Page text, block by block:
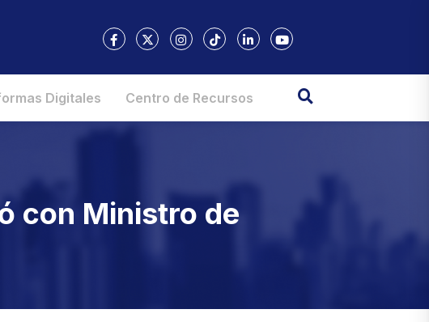
Digitales Centro de Recursos
con Ministro de